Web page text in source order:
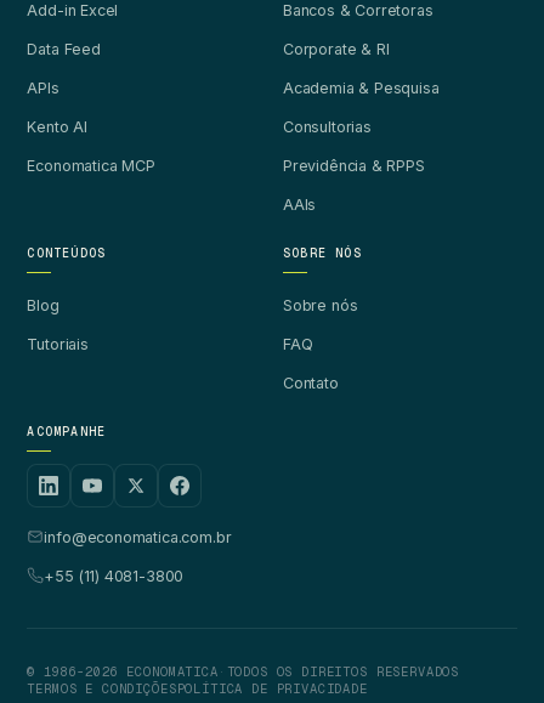
Add-in Excel
Data Feed
APIs
Kento AI
Economatica MCP
Bancos & Corretoras
Corporate & RI
Academia & Pesquisa
Consultorias
Previdência & RPPS
AAIs
CONTEÚDOS
Blog
Tutoriais
SOBRE NÓS
Sobre nós
FAQ
Contato
ACOMPANHE
info@economatica.com.br
+55 (11) 4081-3800
© 1986-2026 ECONOMATICA · TODOS OS DIREITOS RESERVADOS
TERMOS E CONDIÇÕESPOLÍTICA DE PRIVACIDADE